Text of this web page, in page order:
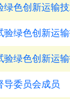
色创新运输
绿色创新运
绿色创新运
导委员会成员